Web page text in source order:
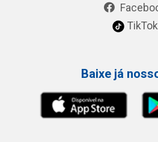
TikTok
Baixe já